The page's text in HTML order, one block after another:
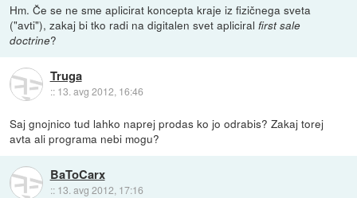
Hm. Če se ne sme aplicirat koncepta kraje iz fizičnega sveta
("avti"), zakaj bi tko radi na digitalen svet apliciralfirst sale
doctrine?
Truga
:: 13. avg 2012, 16:46
Saj gnojnico tud lahko naprej prodas ko jo odrabis? Zakaj torej
avta ali programa nebi mogu?
BaToCarx
:: 13. avg 2012, 17:16